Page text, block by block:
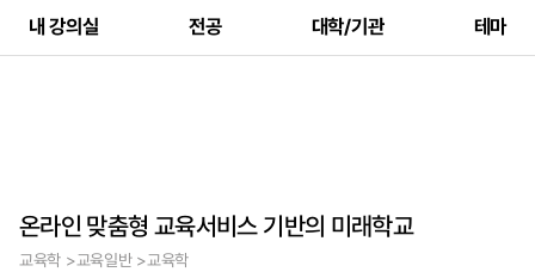
내 강의실 전공 대학/기관 테마
온라인 맞춤형 교육서비스 기반의 미래학교
교육학 >교육일반 >교육학